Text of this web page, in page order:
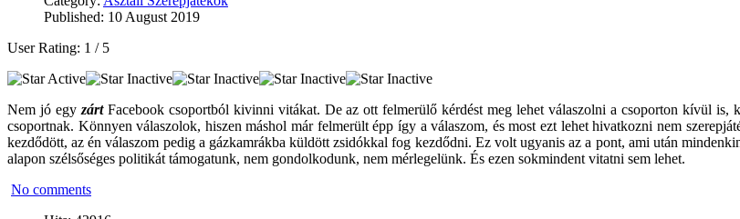
Published: 10 August 2019
User Rating: 1 / 5
Nem jó egy zárt Facebook csoportból kivinni vitákat. De az ott felmerülő kérdést meg lehet válaszolni a csoporton kívül
csoportnak. Könnyen válaszolok, hiszen máshol már felmerült épp így a válaszom, és most ezt lehet hivatkozni nem
kezdődött, az én válaszom pedig a gázkamrákba küldött zsidókkal fog kezdődni. Ez volt ugyanis az a pont, ami után
alapon szélsőséges politikát támogatunk, nem gondolkodunk, nem mérlegelünk. És ezen sokmindent vitatni sem lehet.
No comments